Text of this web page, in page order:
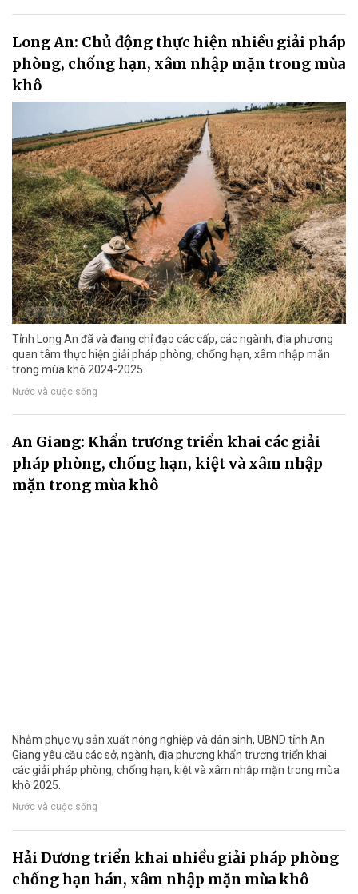
Long An: Chủ động thực hiện nhiều giải pháp
phòng, chống hạn, xâm nhập mặn trong mùa
khô
Tỉnh Long An đã và đang chỉ đạo các cấp, các ngành, địa phương
quan tâm thực hiện giải pháp phòng, chống hạn, xâm nhập mặn
trong mùa khô 2024-2025.
Nước và cuộc sống
An Giang: Khẩn trương triển khai các giải
pháp phòng, chống hạn, kiệt và xâm nhập
mặn trong mùa khô
Nhằm phục vụ sản xuất nông nghiệp và dân sinh, UBND tỉnh An
Giang yêu cầu các sở, ngành, địa phương khẩn trương triển khai
các giải pháp phòng, chống hạn, kiệt và xâm nhập mặn trong mùa
khô 2025.
Nước và cuộc sống
Hải Dương triển khai nhiều giải pháp phòng
chống hạn hán, xâm nhập mặn mùa khô